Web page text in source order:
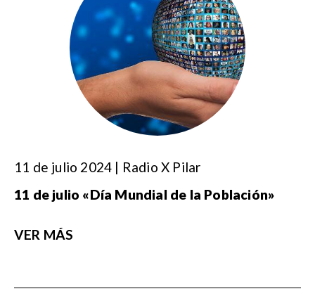
11 de julio 2024 | Radio X Pilar
11 de julio «Día Mundial de la Población»
VER MÁS